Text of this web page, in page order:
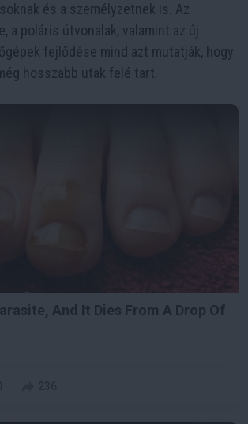
és a személyzetnek is. Az
a poláris útvonalak, valamint az új
fejlődése mind azt mutatják, hogy
hosszabb utak felé tart.
And It Dies From A Drop Of